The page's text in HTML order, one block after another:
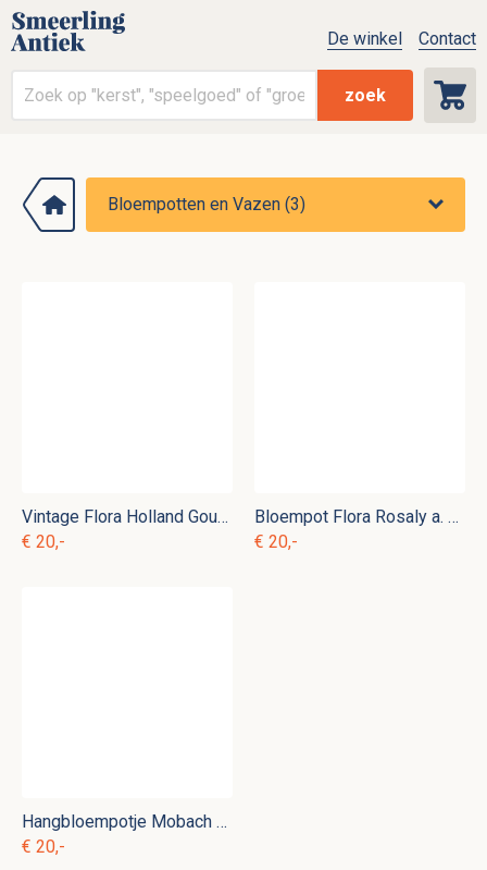
zoek
De winkel Contact
Vintage Flora Holland Gouda bloempot
€ 20,-
Bloempot Flora Rosaly a. pa 10
€ 20,-
Hangbloempotje Mobach a. pa 9
€ 20,-